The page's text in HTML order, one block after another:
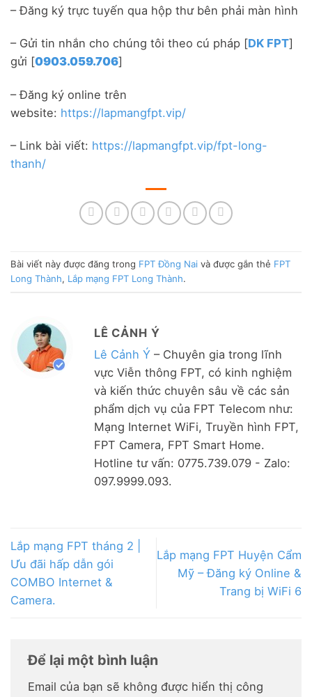
– Đăng ký trực tuyến qua hộp thư bên phải màn hình
– Gửi tin nhắn cho chúng tôi theo cú pháp [DK FPT]
gửi [0903.059.706]
– Đăng ký online trên
website: https://lapmangfpt.vip/
– Link bài viết: https://lapmangfpt.vip/fpt-long-
thanh/
Bài viết này được đăng trong FPT Đồng Nai và được gắn thẻ FPT
Long Thành, Lắp mạng FPT Long Thành.
LÊ CẢNH Ý
Lê Cảnh Ý – Chuyên gia trong lĩnh
vực Viễn thông FPT, có kinh nghiệm
và kiến thức chuyên sâu về các sản
phẩm dịch vụ của FPT Telecom như:
Mạng Internet WiFi, Truyền hình FPT,
FPT Camera, FPT Smart Home.
Hotline tư vấn: 0775.739.079 - Zalo:
097.9999.093.
Lắp mạng FPT tháng 2 |
Ưu đãi hấp dẫn gói
COMBO Internet &
Camera.
Lắp mạng FPT Huyện Cẩm
Mỹ – Đăng ký Online &
Trang bị WiFi 6
Để lại một bình luận
Email của bạn sẽ không được hiển thị công